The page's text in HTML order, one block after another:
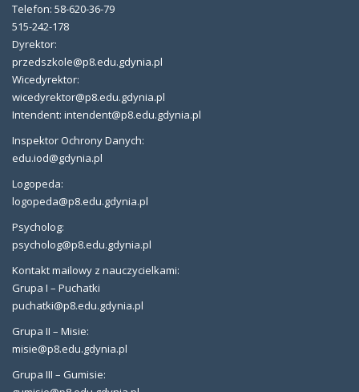
Telefon: 58-620-36-79
515-242-178
Dyrektor:
przedszkole@p8.edu.gdynia.pl
Wicedyrektor:
wicedyrektor@p8.edu.gdynia.pl
Intendent: intendent@p8.edu.gdynia.pl
Inspektor Ochrony Danych:
edu.iod@gdynia.pl
Logopeda:
logopeda@p8.edu.gdynia.pl
Psycholog:
psycholog@p8.edu.gdynia.pl
Kontakt mailowy z nauczycielkami:
Grupa I – Puchatki
puchatki@p8.edu.gdynia.pl
Grupa II – Misie:
misie@p8.edu.gdynia.pl
Grupa III – Gumisie: